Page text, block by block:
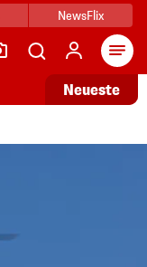
NewsFlix
Neueste